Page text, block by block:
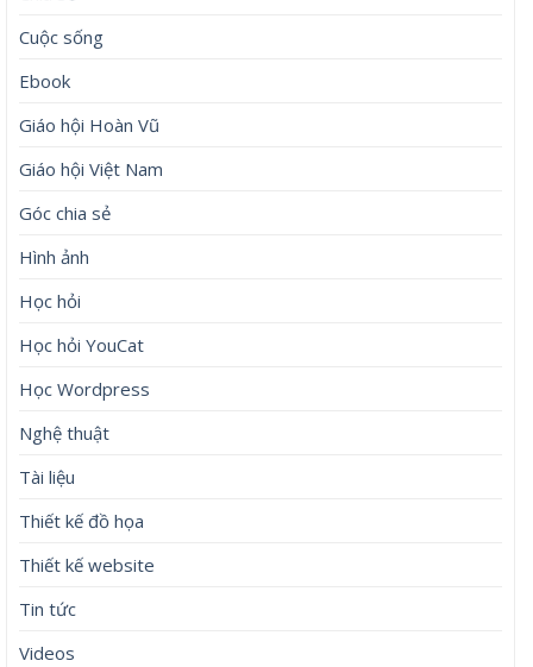
Cuộc sống
Ebook
Giáo hội Hoàn Vũ
Giáo hội Việt Nam
Góc chia sẻ
Hình ảnh
Học hỏi
Học hỏi YouCat
Học Wordpress
Nghệ thuật
Tài liệu
Thiết kế đồ họa
Thiết kế website
Tin tức
Videos